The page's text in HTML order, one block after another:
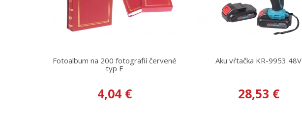
Fotoalbum na 200 fotografií červené
typ E
4,04 €
Aku vŕtačka KR-9953 48V
28,53 €